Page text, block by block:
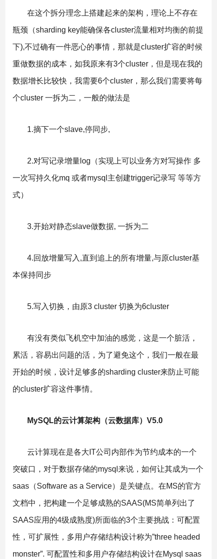
在这个拆分理念上搭建起来的架构，理论上不存在
瓶颈（sharding key能确保各cluster流量相对均衡的前提
下),不过确有一件恶心的事情，那就是cluster扩容的时候
重做数据的成本，如我原来有3个cluster，但是现在我的
数据增长比较快，我需要6个cluster，那么我们需要将每
个cluster 一拆为二，一般的做法是
1.摘下一个slave,停同步,
2.对写记录增量log（实现上可以业务方对写操作 多
一次写持久化mq 或者mysql主创建trigger记录写 等等方
式）
3.开始对静态slave做数据, 一拆为二
4.回放增量写入,直到追上的所有增量,与原cluster基
本保持同步
5.写入切换，由原3 cluster 切换为6cluster
有没有类似飞机空中加油的感觉，这是一个脏活，
累活，容易出问题的活，为了避免这个，我们一般在最
开始的时候，设计足够多的sharding cluster来防止可能
的cluster扩容这件事情。
MySQL的云计算架构（云数据库）V5.0
云计算现在是各大IT公司内部作为节约成本的一个
突破口，对于数据存储的mysql来说，如何让其成为一个
saas（Software as a Service）是关键点。在MS的官方
文档中，把构建一个足够成熟的SAAS(MS简单列出了
SAAS应用的4级成熟度)所面临的3个主要挑战：可配置
性，可扩展性，多用户存储结构设计称为”three headed
monster”. 可配置性和多用户存储结构设计在Mysql saas